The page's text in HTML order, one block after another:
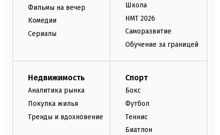
Фильмы на вечер
Комедии
Сериалы
Школа
НМТ 2026
Саморазвитие
Обучение за границей
Недвижимость
Аналитика рынка
Покупка жилья
Тренды и вдохновение
Спорт
Бокс
Футбол
Теннис
Биатлон